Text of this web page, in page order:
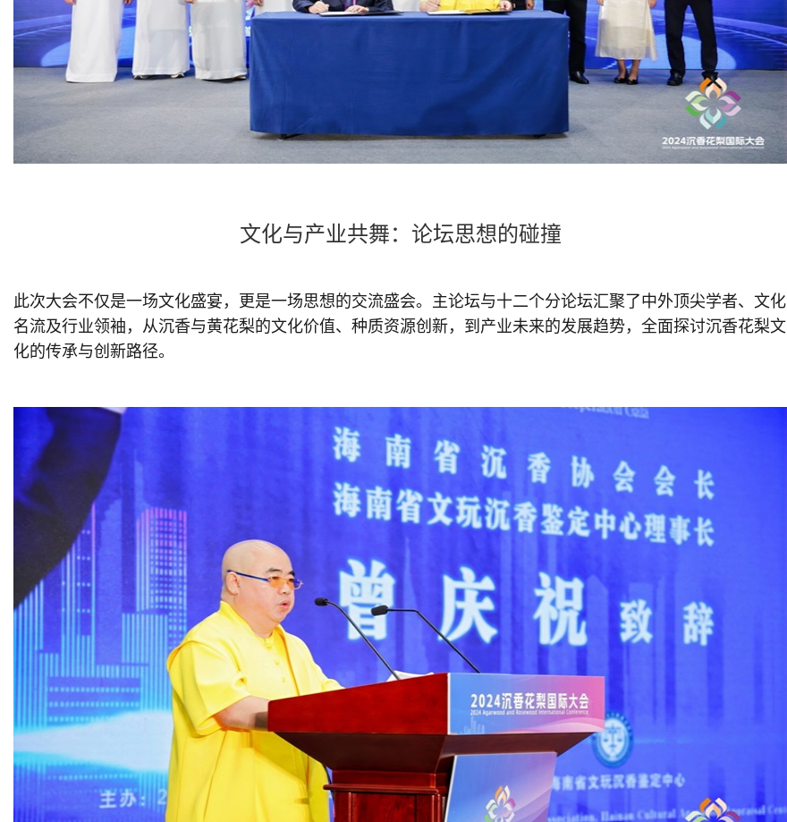
文化与产业共舞：论坛思想的碰撞
此次大会不仅是一场文化盛宴，更是一场思想的交流盛会。主论坛与十二个分论坛汇聚了中外顶尖学者、文化
名流及行业领袖，从沉香与黄花梨的文化价值、种质资源创新，到产业未来的发展趋势，全面探讨沉香花梨文
化的传承与创新路径。